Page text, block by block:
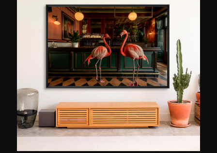
verrijkt met kunstmatige intelligentie via The
Unreal People, een serie portretten van fictieve
personages met een verontrustende, realistische
ondertoon. Tussen klassieke fotografie en
generatieve kunst bevraagt Caspar Jade de
grenzen van beeld en identiteit.